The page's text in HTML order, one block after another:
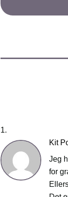
Kit
Jeg
for